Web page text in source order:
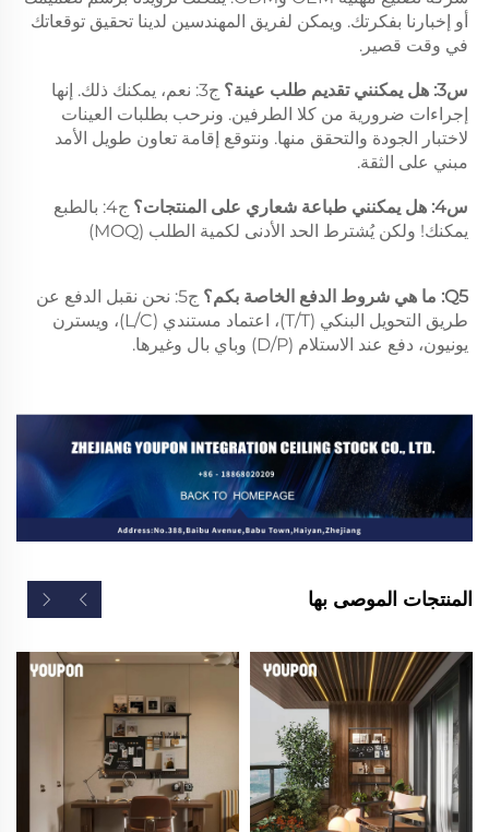
في وقت قصير.
س3: هل يمكنني تقديم طلب عينة؟
مبني على الثقة.
س4: هل يمكنني طباعة شعاري على المنتجات؟
يمكنك! ولكن يُشترط الحد الأدنى لكمية الطلب (MOQ)
Q5: ما هي شروط الدفع الخاصة بكم؟
يونيون، دفع عند الاستلام (D/P) وباي بال وغيرها.
المنتجات الموصى بها